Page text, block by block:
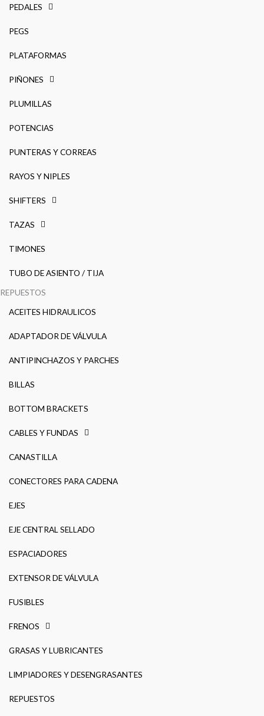
PEDALES
PEGS
PLATAFORMAS
PIÑONES
PLUMILLAS
POTENCIAS
PUNTERAS Y CORREAS
RAYOS Y NIPLES
SHIFTERS
TAZAS
TIMONES
TUBO DE ASIENTO / TIJA
REPUESTOS
ACEITES HIDRAULICOS
ADAPTADOR DE VÁLVULA
ANTIPINCHAZOS Y PARCHES
BILLAS
BOTTOM BRACKETS
CABLES Y FUNDAS
CANASTILLA
CONECTORES PARA CADENA
EJES
EJE CENTRAL SELLADO
ESPACIADORES
EXTENSOR DE VÁLVULA
FUSIBLES
FRENOS
GRASAS Y LUBRICANTES
LIMPIADORES Y DESENGRASANTES
REPUESTOS